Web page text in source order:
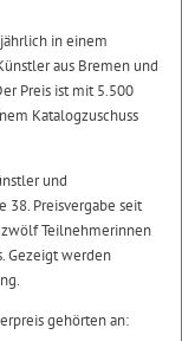
in einem
aus Bremen und
Preis ist mit 5.500
Katalogzuschuss
und
38. Preisvergabe seit
Teilnehmerinnen
Gezeigt werden
gehörten an: